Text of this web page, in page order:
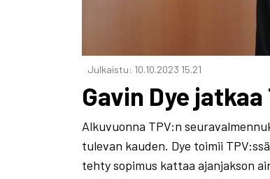
Julkaistu: 10.10.2023 15.21
Gavin Dye
Alkuvuonna TPV:n
tulevan kauden. Dye toimii
tehty sopimus kattaa ajanjakson